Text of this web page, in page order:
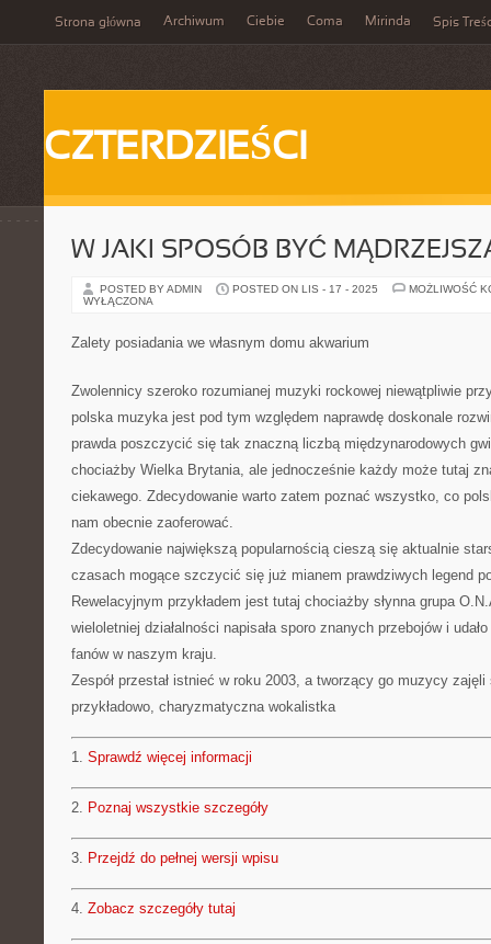
Strona główna Archiwum Ciebie Coma Mirinda Spis
CZTERDZIEŚCI
W JAKI SPOSÓB BYĆ
POSTED BY ADMIN POSTED ON LIS - 17 - 2025
MOŻLIWOŚĆ
WYŁĄCZONA
Zalety posiadania we własnym domu akwarium
Zwolennicy szeroko rozumianej muzyki rockowej niewątpliwie
polska muzyka jest pod tym względem naprawdę doskonale
prawda poszczycić się tak znaczną liczbą międzynarodowych
chociażby Wielka Brytania, ale jednocześnie każdy może tutaj
ciekawego. Zdecydowanie warto zatem poznać wszystko, co
nam obecnie zaoferować.
Zdecydowanie największą popularnością cieszą się aktualnie
czasach mogące szczycić się już mianem prawdziwych legend
Rewelacyjnym przykładem jest tutaj chociażby słynna grupa
wieloletniej działalności napisała sporo znanych przebojów i
fanów w naszym kraju.
Zespół przestał istnieć w roku 2003, a tworzący go muzycy
przykładowo, charyzmatyczna wokalistka
1. Sprawdź więcej informacji
2. Poznaj wszystkie szczegóły
3. Przejdź do pełnej wersji wpisu
4. Zobacz szczegóły tutaj